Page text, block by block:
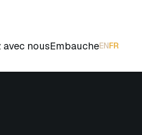
nousEmbaucheENFR